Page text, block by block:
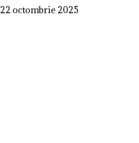
22 octombrie 2025